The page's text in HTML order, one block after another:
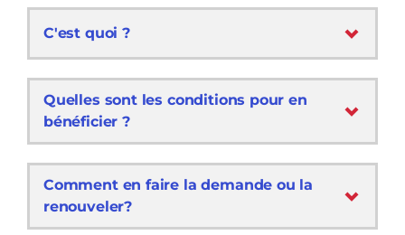
C'est quoi ?
Quelles sont les conditions pour en
bénéficier ?
Comment en faire la demande ou la
renouveler?